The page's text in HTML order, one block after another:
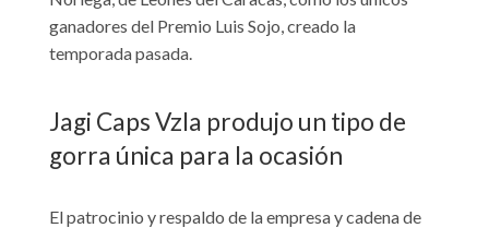
ganadores del Premio Luis Sojo, creado la
temporada pasada.
Jagi Caps Vzla produjo un tipo de
gorra única para la ocasión
El patrocinio y respaldo de la empresa y cadena de